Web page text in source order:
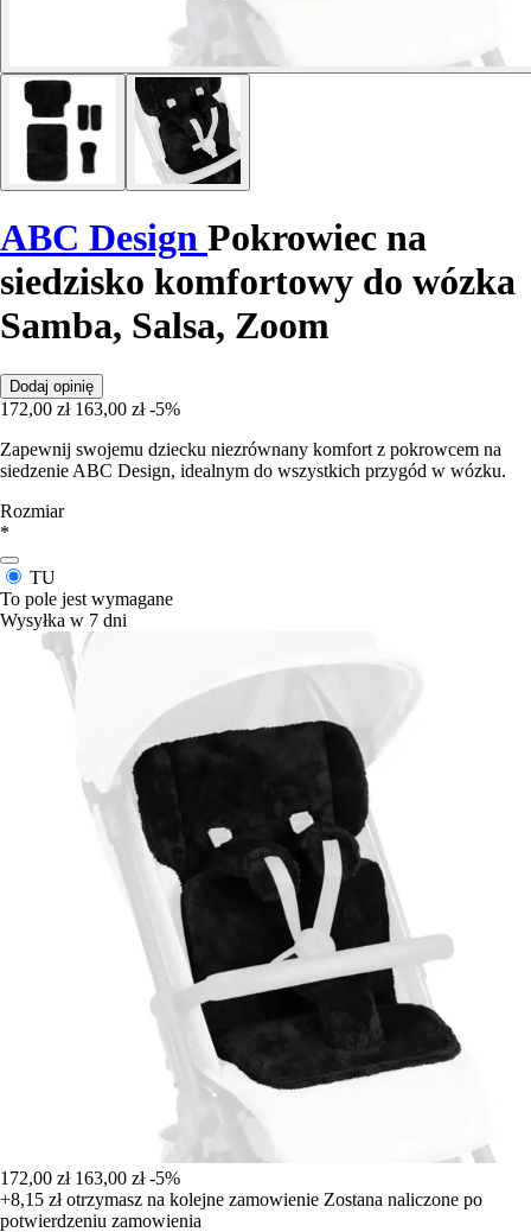
ABC Design Pokrowiec na
siedzisko komfortowy do wózka
Samba, Salsa, Zoom
Dodaj opinię
172,00 zł 163,00 zł -5%
Zapewnij swojemu dziecku niezrównany komfort z pokrowcem na
siedzenie ABC Design, idealnym do wszystkich przygód w wózku.
Rozmiar
*
TU
To pole jest wymagane
Wysyłka w 7 dni
172,00 zł 163,00 zł -5%
+8,15 złotrzymasz na kolejne zamowienie Zostana naliczone po
potwierdzeniu zamowienia